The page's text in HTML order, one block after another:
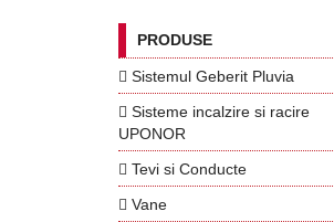
PRODUSE
Sistemul Geberit Pluvia
Sisteme incalzire si racire
UPONOR
Tevi si Conducte
Vane